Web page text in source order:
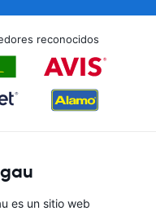
reconocidos
es un sitio web